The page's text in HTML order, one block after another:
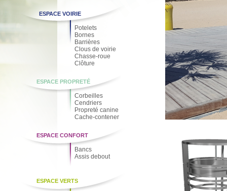
ESPACE VOIRIE
Potelets
Bornes
Barrières
Clous de voirie
Chasse-roue
Clôture
ESPACE PROPRETÉ
Corbeilles
Cendriers
Propreté canine
Cache-contener
ESPACE CONFORT
Bancs
Assis debout
ESPACE VERTS